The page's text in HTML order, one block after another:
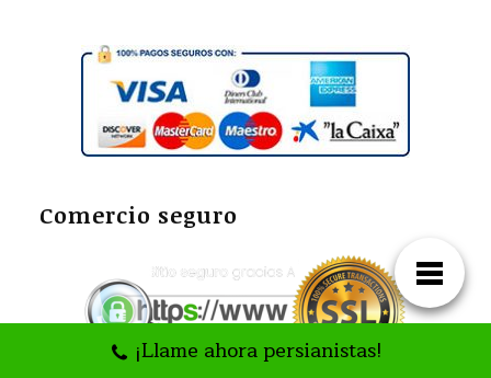
Comercio seguro
¡Llame ahora persianistas!